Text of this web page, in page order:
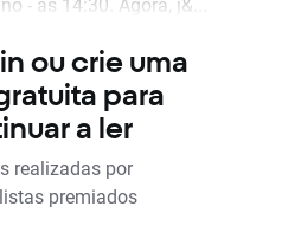
ou crie uma
para
a ler
realizadas por
premiados